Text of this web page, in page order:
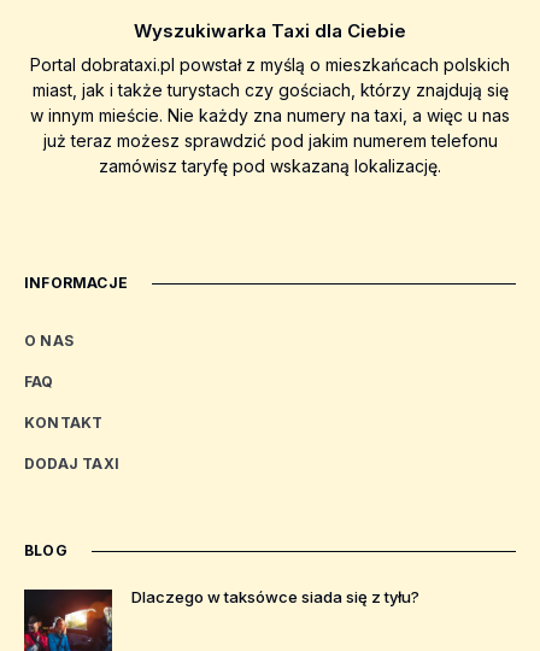
Wyszukiwarka Taxi dla Ciebie
Portal dobrataxi.pl powstał z myślą o mieszkańcach polskich
miast, jak i także turystach czy gościach, którzy znajdują się
w innym mieście. Nie każdy zna numery na taxi, a więc u nas
już teraz możesz sprawdzić pod jakim numerem telefonu
zamówisz taryfę pod wskazaną lokalizację.
INFORMACJE
O NAS
FAQ
KONTAKT
DODAJ TAXI
BLOG
Dlaczego w taksówce siada się z tyłu?